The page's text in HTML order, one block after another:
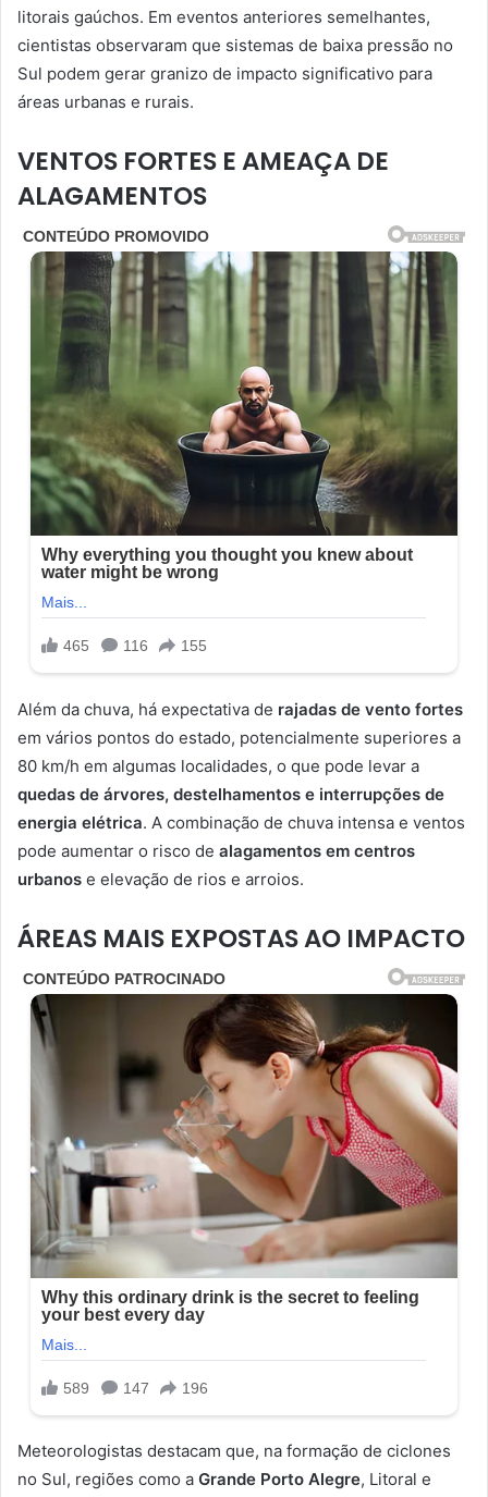
litorais gaúchos. Em eventos anteriores semelhantes,
cientistas observaram que sistemas de baixa pressão no
Sul podem gerar granizo de impacto significativo para
áreas urbanas e rurais.
VENTOS FORTES E AMEAÇA DE
ALAGAMENTOS
Além da chuva, há expectativa de rajadas de vento fortes
em vários pontos do estado, potencialmente superiores a
80 km/h em algumas localidades, o que pode levar a
quedas de árvores, destelhamentos e interrupções de
energia elétrica. A combinação de chuva intensa e ventos
pode aumentar o risco de alagamentos em centros
urbanos e elevação de rios e arroios.
ÁREAS MAIS EXPOSTAS AO IMPACTO
Meteorologistas destacam que, na formação de ciclones
no Sul, regiões como a Grande Porto Alegre, Litoral e